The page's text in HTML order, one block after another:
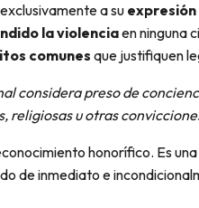
a su
la violenciaen ninguna
comunesque justifiquen
considera preso de
religiosas u otras
honorífico. Es una
de inmediato e